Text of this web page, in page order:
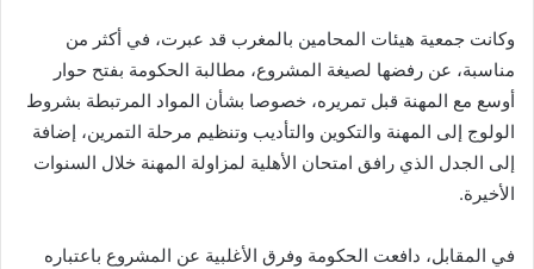
وكانت جمعية هيئات المحامين بالمغرب قد عبرت، في أكثر من
مناسبة، عن رفضها لصيغة المشروع، مطالبة الحكومة بفتح حوار
أوسع مع المهنة قبل تمريره، خصوصا بشأن المواد المرتبطة بشروط
الولوج إلى المهنة والتكوين والتأديب وتنظيم مرحلة التمرين، إضافة
إلى الجدل الذي رافق امتحان الأهلية لمزاولة المهنة خلال السنوات
الأخيرة.
في المقابل، دافعت الحكومة وفرق الأغلبية عن المشروع باعتباره